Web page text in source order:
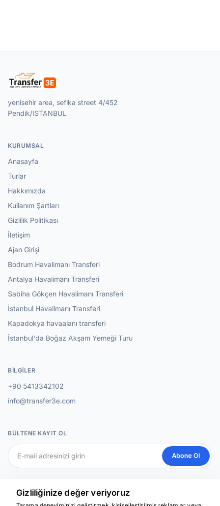
yenisehir area, sefika street 4/452
Pendik/ISTANBUL
KURUMSAL
Anasayfa
Turlar
Hakkımızda
Kullanım Şartları
Gizlilik Politikası
İletişim
Ajan Girişi
Bodrum Havalimanı Transferi
Antalya Havalimanı Transferi
Sabiha Gökçen Havalimanı Transferi
İstanbul Havalimanı Transferi
Kapadokya havaalanı transferi
İstanbul'da Boğaz Akşam Yemeği Turu
BILGILER
+90 5413342102
info@transfer3e.com
BÜLTENE KAYIT OL
Abone Ol
Gizliliğinize değer veriyoruz